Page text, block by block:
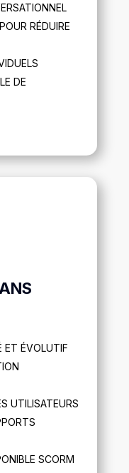
RÉDUIRE
DE
ET ÉVOLUTIF
UTILISATEURS
SCORM